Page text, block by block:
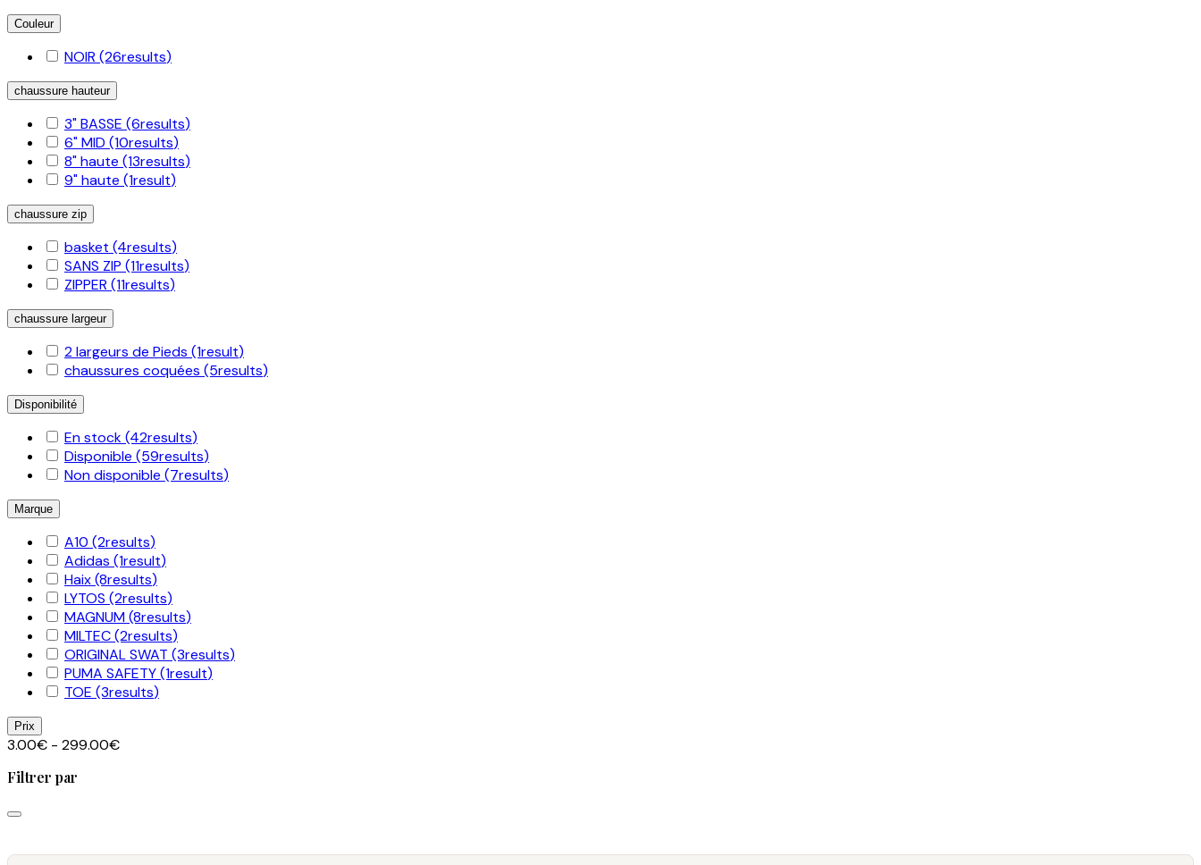
Couleur
NOIR (26results)
chaussure hauteur
3" BASSE (6results)
6" MID (10results)
8" haute (13results)
9" haute (1result)
chaussure zip
basket (4results)
SANS ZIP (11results)
ZIPPER (11results)
chaussure largeur
2 largeurs de Pieds (1result)
chaussures coquées (5results)
Disponibilité
En stock(42results)
Disponible (59results)
Non disponible (7results)
Marque
A10 (2results)
Adidas (1result)
Haix(8results)
LYTOS (2results)
MAGNUM(8results)
MILTEC(2results)
ORIGINAL SWAT (3results)
PUMA SAFETY(1result)
TOE (3results)
Prix
3.00€ - 299.00€
Filtrer par